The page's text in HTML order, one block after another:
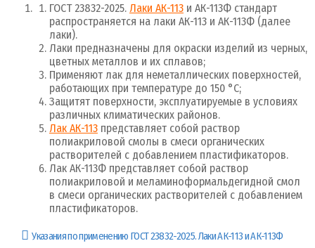
ГОСТ 23832-2025. Лаки АК-113 и АК-113Ф стандарт
распространяется на лаки АК-113 и АК-113Ф (далее
лаки).
Лаки предназначены для окраски изделий из черных,
цветных металлов и их сплавов;
Применяют лак для неметаллических поверхностей,
работающих при температуре до 150 °С;
Защитят поверхности, эксплуатируемые в условиях
различных климатических районов.
Лак АК-113 представляет собой раствор
полиакриловой смолы в смеси органических
растворителей с добавлением пластификаторов.
Лак АК-113Ф представляет собой раствор
полиакриловой и меламиноформальдегидной смол
в смеси органических растворителей с добавлением
пластификаторов.
Указания по применению ГОСТ 23832-2025. Лаки АК-113 и АК-113Ф